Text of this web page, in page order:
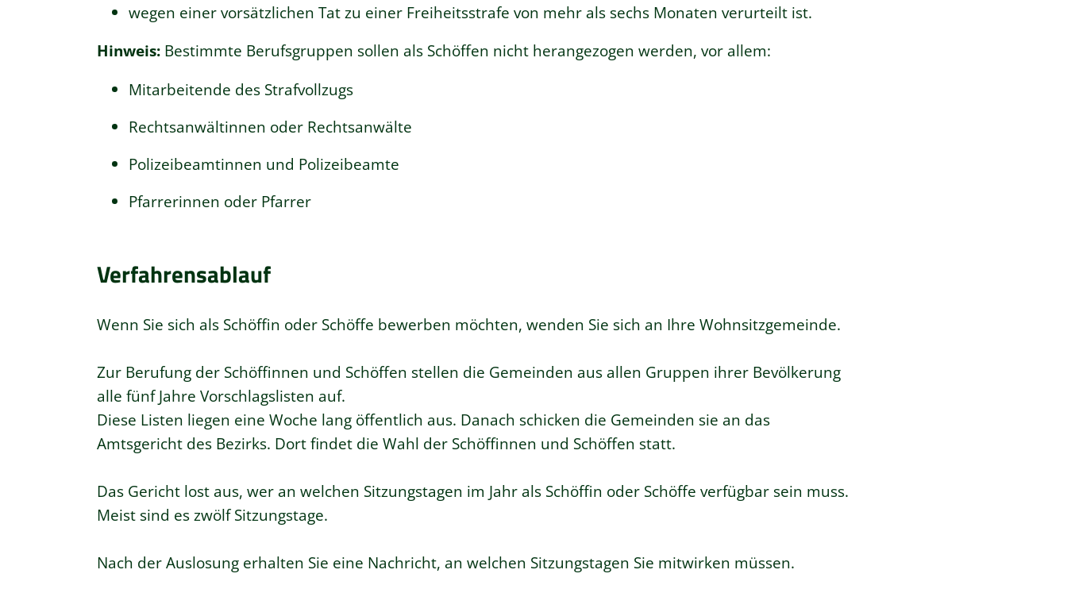
wegen einer vorsätzlichen Tat zu einer Freiheitsstrafe von mehr als sechs Monaten verurteilt ist.
Hinweis: Bestimmte Berufsgruppen sollen als Schöffen nicht herangezogen werden, vor allem:
Mitarbeitende des Strafvollzugs
Rechtsanwältinnen oder Rechtsanwälte
Polizeibeamtinnen und Polizeibeamte
Pfarrerinnen oder Pfarrer
Verfahrensablauf
Wenn Sie sich als Schöffin oder Schöffe bewerben möchten, wenden Sie sich an Ihre Wohnsitzgemeinde.
Zur Berufung der Schöffinnen und Schöffen stellen die Gemeinden aus allen Gruppen ihrer Bevölkerung
alle fünf Jahre Vorschlagslisten auf.
Diese Listen liegen eine Woche lang öffentlich aus. Danach schicken die Gemeinden sie an das
Amtsgericht des Bezirks. Dort findet die Wahl der Schöffinnen und Schöffen statt.
Das Gericht lost aus, wer an welchen Sitzungstagen im Jahr als Schöffin oder Schöffe verfügbar sein muss.
Meist sind es zwölf Sitzungstage.
Nach der Auslosung erhalten Sie eine Nachricht, an welchen Sitzungstagen Sie mitwirken müssen.